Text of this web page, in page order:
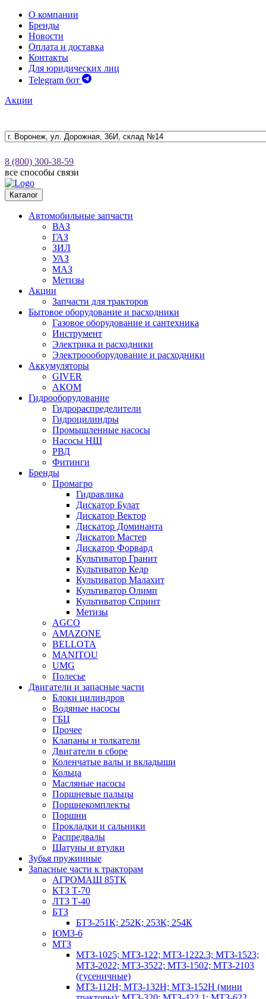
О компании
Бренды
Новости
Оплата и доставка
Контакты
Для юридических лиц
Telegram бот
Акции
8 (800) 300-38-59
все способы связи
Каталог
Автомобильные запчасти
ВАЗ
ГАЗ
ЗИЛ
УАЗ
МАЗ
Метизы
Акции
Запчасти для тракторов
Бытовое оборудование и расходники
Газовое оборудование и сантехника
Инструмент
Электрика и расходники
Электроооборудование и расходники
Аккумуляторы
GIVER
АКОМ
Гидрооборудование
Гидрораспределители
Гидроцилиндры
Промышленные насосы
Насосы НШ
РВД
Фитинги
Бренды
Промагро
Гидравлика
Дискатор Булат
Дискатор Вектор
Дискатор Доминанта
Дискатор Мастер
Дискатор Форвард
Культиватор Гранит
Культиватор Кедр
Культиватор Малахит
Культиватор Олимп
Культиватор Спринт
Метизы
AGCO
AMAZONE
BELLOTA
MANITOU
UMG
Полесье
Двигатели и запасные части
Блоки цилиндров
Водяные насосы
ГБЦ
Прочее
Клапаны и толкатели
Двигатели в сборе
Коленчатые валы и вкладыши
Кольца
Масляные насосы
Поршневые пальцы
Поршнекомплекты
Поршни
Прокладки и сальники
Распредвалы
Шатуны и втулки
Зубья пружинные
Запасные части к тракторам
АГРОМАШ 85ТК
КТЗ Т-70
ЛТЗ Т-40
БТЗ
БТЗ-251К; 252К; 253К; 254К
ЮМЗ-6
МТЗ
МТЗ-1025; МТЗ-122; МТЗ-1222.3; МТЗ-1523;
МТЗ-2022; МТЗ-3522; МТЗ-1502; МТЗ-2103
(гусеничные)
МТЗ-112Н; МТЗ-132Н; МТЗ-152Н (мини